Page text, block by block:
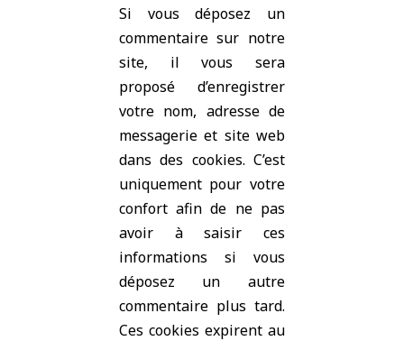
Si vous déposez un
commentaire sur notre
site, il vous sera
proposé d’enregistrer
votre nom, adresse de
messagerie et site web
dans des cookies. C’est
uniquement pour votre
confort afin de ne pas
avoir à saisir ces
informations si vous
déposez un autre
commentaire plus tard.
Ces cookies expirent au